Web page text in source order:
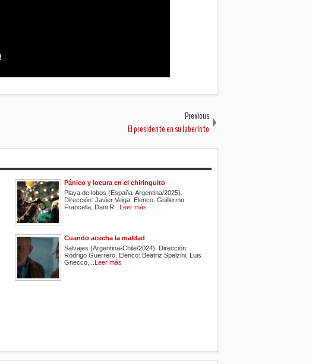
Previous
El presidente en su laberinto
Pánico y locura en el chiringuito
Playa de lobos (España-Argentina/2025).
Dirección: Javier Veiga. Elenco: Guillermo
Francella, Dani R...
Leer más
Cuando acecha la maldad
Salvajes (Argentina-Chile/2024). Dirección:
Rodrigo Guerrero. Elenco: Beatriz Spelzini, Luis
Gnecco,...
Leer más